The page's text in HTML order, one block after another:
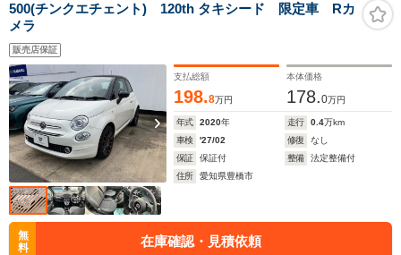
500(チンクエチェント) 120th タキシード 限定車 Rカ
メラ
販売店保証
支払総額
198.8万円
本体価格
178.0万円
年式 2020年 走行 0.4万km
車検
'27/02 修復
なし
保証
保証付 整備
法定整備付
住所
愛知県豊橋市
無
料
在庫確認・見積依頼